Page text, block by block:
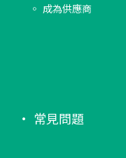
成為供應商
常見問題